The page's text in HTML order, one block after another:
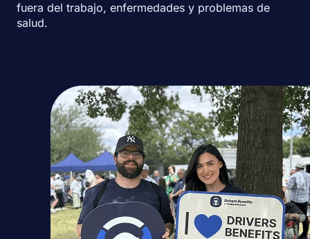
fuera del trabajo, enfermedades y problemas de
salud.